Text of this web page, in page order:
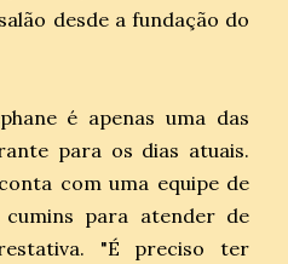
desde a fundação do
é apenas uma das
para os dias atuais.
com uma equipe de
para atender de
"É preciso ter